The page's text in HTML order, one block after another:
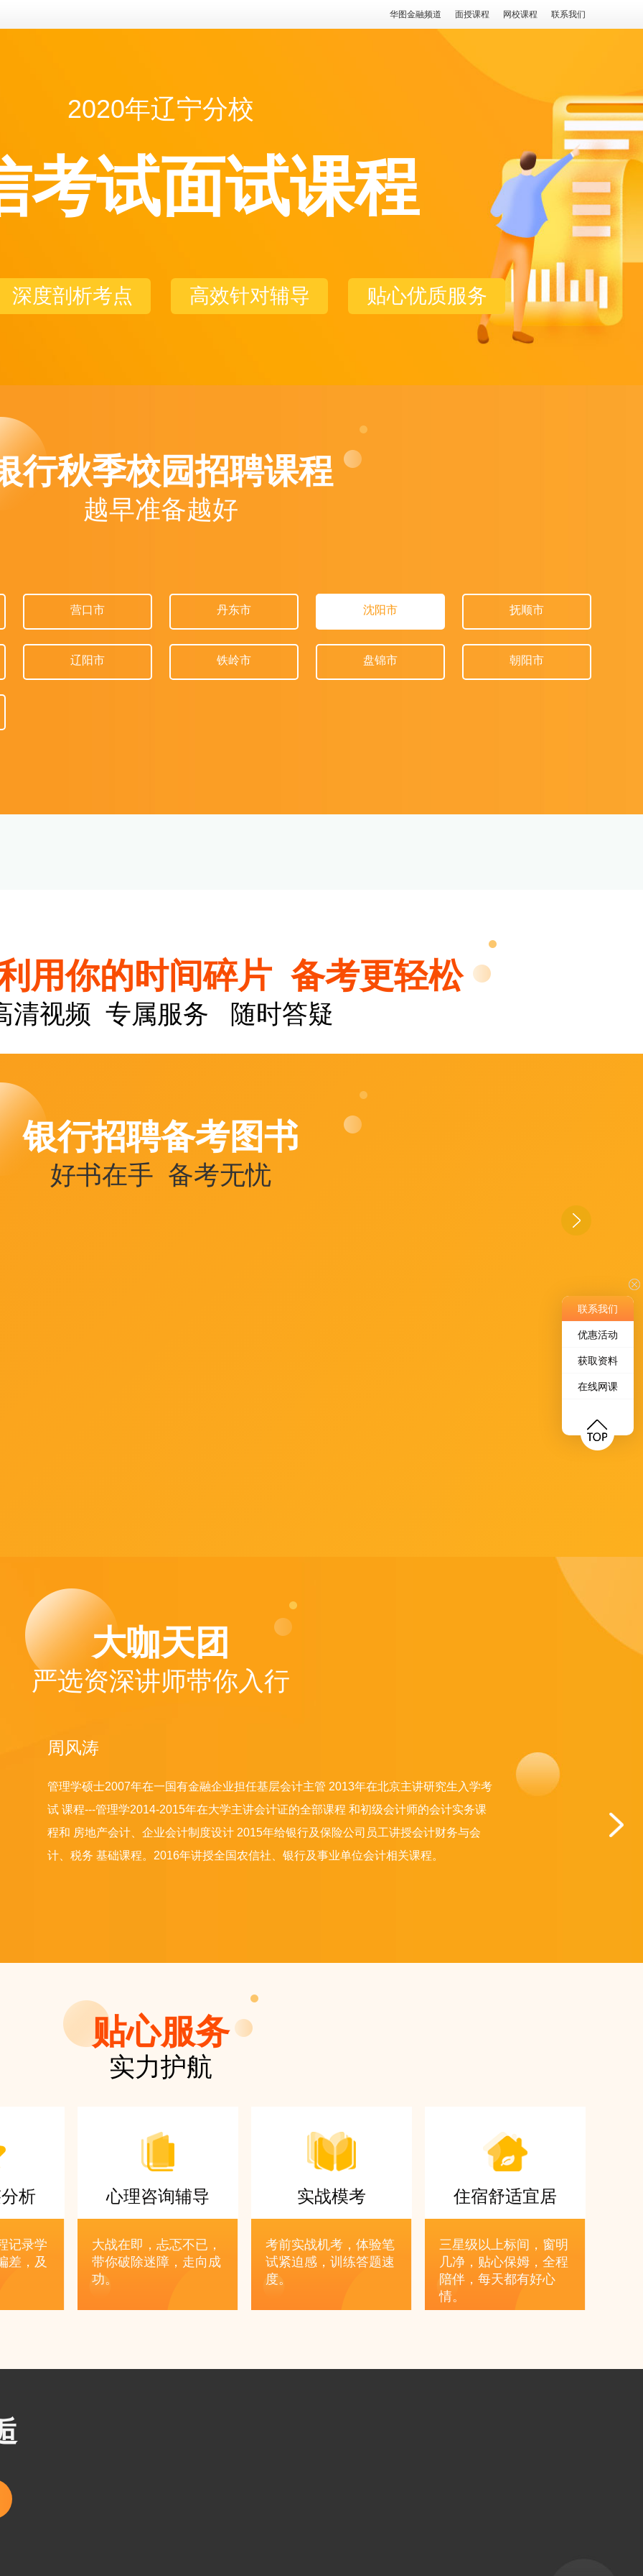
华图金融频道 面授课程 网校课程 联系我们
2020年辽宁分校
考试面试课程
深度剖析考点 高效针对辅导 贴心优质服务
行秋季校园招聘课程
越早准备越好
营口市 丹东市 沈阳市 抚顺市
辽阳市 铁岭市 盘锦市 朝阳市
用你的时间碎片 备考更轻松
清视频 专属服务 随时答疑
银行招聘备考图书
好书在手 备考无忧
大咖天团
严选资深讲师带你入行
周风涛
管理学硕士2007年在一国有金融企业担任基层会计主管 2013年在北京主讲研究生入学考
试 课程---管理学2014-2015年在大学主讲会计证的全部课程 和初级会计师的会计实务课
程和 房地产会计、企业会计制度设计 2015年给银行及保险公司员工讲授会计财务与会
计、税务 基础课程。2016年讲授全国农信社、银行及事业单位会计相关课程。
贴心服务
实力护航
析
记录学
差，及
心理咨询辅导
大战在即，忐忑不已，
带你破除迷障，走向成
功。
实战模考
考前实战机考，体验笔
试紧迫感，训练答题速
度。
住宿舒适宜居
三星级以上标间，窗明
几净，贴心保姆，全程
陪伴，每天都有好心
情。
联系我们
优惠活动
获取资料
在线网课